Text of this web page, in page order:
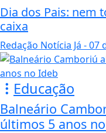
Dia dos Pais: nem
caixa
Redação Notícia Já - 07
Educação
Balneário
últimos 5 anos